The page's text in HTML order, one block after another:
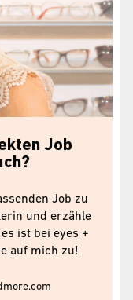
Job
Job zu
und erzähle
ist bei eyes +
auf mich zu!